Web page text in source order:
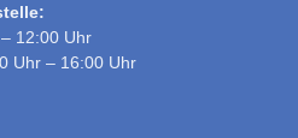
12:00 Uhr
Uhr – 16:00 Uhr